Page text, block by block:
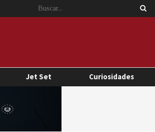
Jet Set Curiosidades